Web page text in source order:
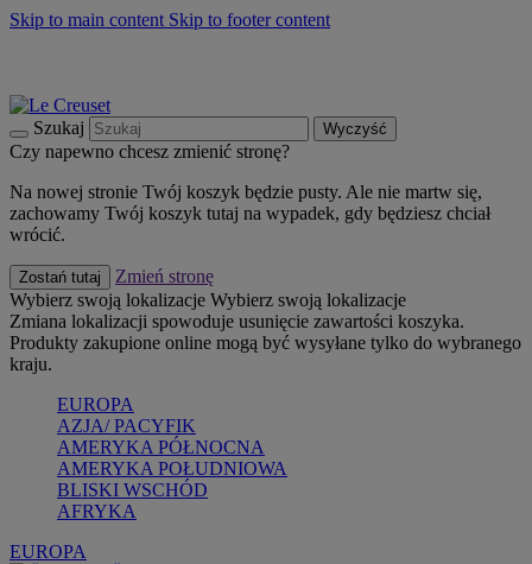
Skip to main content Skip to footer content
Szukaj Wyczyść
Czy napewno chcesz zmienić stronę?
Na nowej stronie Twój koszyk będzie pusty. Ale nie martw się,
zachowamy Twój koszyk tutaj na wypadek, gdy będziesz chciał
wrócić.
Zostań tutaj
Zmień stronę
Wybierz swoją lokalizacje Wybierz swoją lokalizacje
Zmiana lokalizacji spowoduje usunięcie zawartości koszyka.
Produkty zakupione online mogą być wysyłane tylko do wybranego
kraju.
EUROPA
AZJA/ PACYFIK
AMERYKA PÓŁNOCNA
AMERYKA POŁUDNIOWA
BLISKI WSCHÓD
AFRYKA
EUROPA